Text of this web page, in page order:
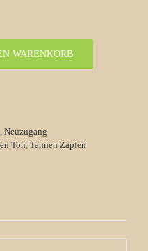
WARENKORB
Neuzugang
Ton Tannen Zapfen